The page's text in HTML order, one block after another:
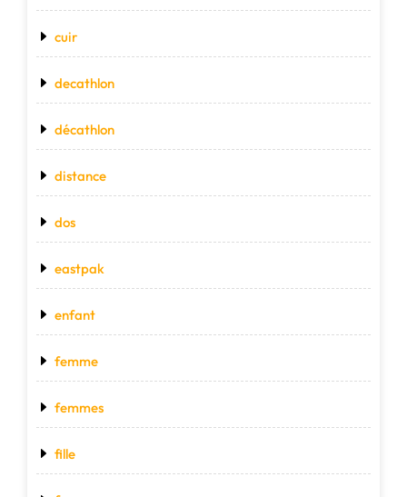
cuir
decathlon
décathlon
distance
dos
eastpak
enfant
femme
femmes
fille